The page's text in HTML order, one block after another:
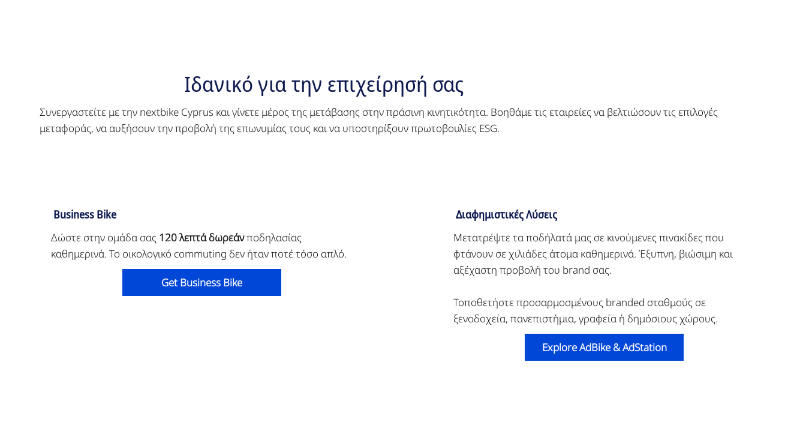
Ιδανικό για την επιχείρησή σας
Συνεργαστείτε με την nextbike Cyprus και γίνετε μέρος της μετάβασης στην πράσινη κινητικότητα. Βοηθάμε τις εταιρείες να βελτιώσουν τις επιλογές
μεταφοράς, να αυξήσουν την προβολή της επωνυμίας τους και να υποστηρίξουν πρωτοβουλίες ESG.
Business Bike
Δώστε στην ομάδα σας 120 λεπτά δωρεάνποδηλασίας
καθημερινά. Το οικολογικό commuting δεν ήταν ποτέ τόσο απλό.
Get Business Bike
Διαφημιστικές Λύσεις
Μετατρέψτε τα ποδήλατά μας σε κινούμενες πινακίδες που
φτάνουν σε χιλιάδες άτομα καθημερινά. Έξυπνη, βιώσιμη και
αξέχαστη προβολή του brand σας.
Τοποθετήστε προσαρμοσμένους branded σταθμούς σε
ξενοδοχεία, πανεπιστήμια, γραφεία ή δημόσιους χώρους.
Explore AdBike & AdStation